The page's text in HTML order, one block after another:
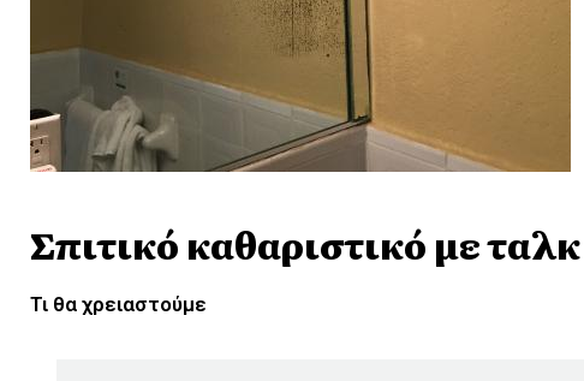
Σπιτικό καθαριστικό με
Τι θα χρειαστούμε